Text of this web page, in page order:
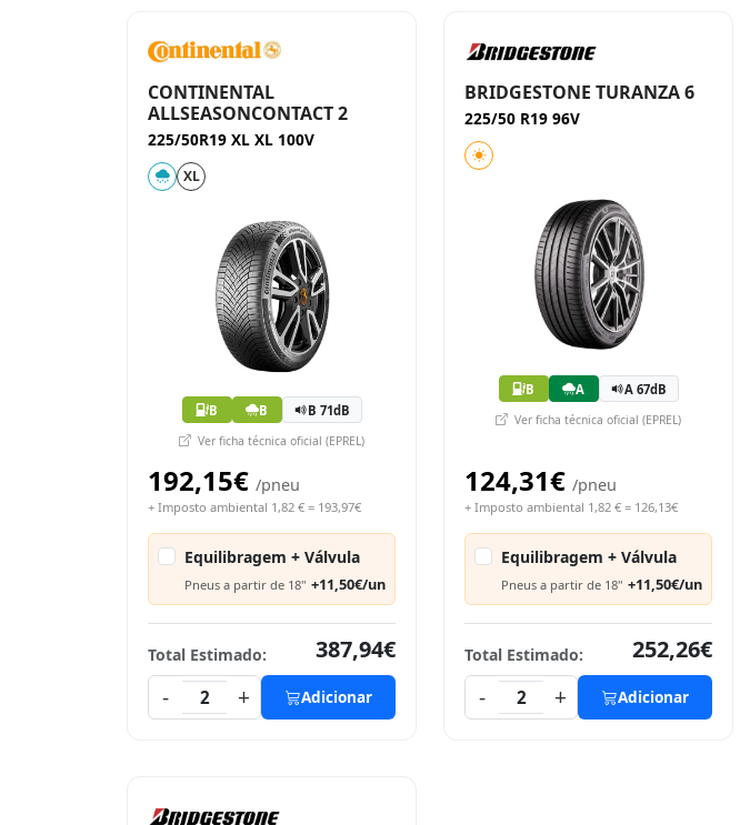
CONTINENTAL
ALLSEASONCONTACT 2
225/50R19 XL XL 100V
XL
B B B 71dB
Ver ficha técnica oficial (EPREL)
192,15€ /pneu
+ Imposto ambiental 1,82 € = 193,97€
Equilibragem + Válvula
Pneus a partir de 18" +11,50€/un
Total Estimado:
387,94€
-
2 + Adicionar
BRIDGESTONE TURANZA 6
225/50 R19 96V
B A A 67dB
Ver ficha técnica oficial (EPREL)
124,31€ /pneu
+ Imposto ambiental 1,82 € = 126,13€
Equilibragem + Válvula
Pneus a partir de 18" +11,50€/un
Total Estimado:
252,26€
-
2 + Adicionar